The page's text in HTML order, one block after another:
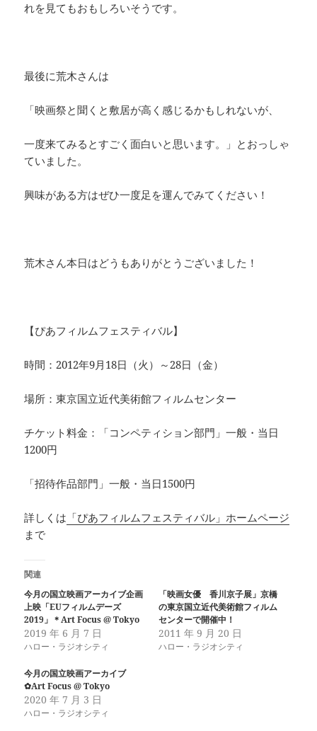
れを見てもおもしろいそうです。
最後に荒木さんは
「映画祭と聞くと敷居が高く感じるかもしれないが、
一度来てみるとすごく面白いと思います。」とおっしゃ
ていました。
興味がある方はぜひ一度足を運んでみてください！
荒木さん本日はどうもありがとうございました！
【ぴあフィルムフェスティバル】
時間：2012年9月18日（火）～28日（金）
場所：東京国立近代美術館フィルムセンター
チケット料金：「コンペティション部門」一般・当日
1200円
「招待作品部門」一般・当日1500円
詳しくは 「ぴあフィルムフェスティバル」ホームページ
まで
関連
今月の国立映画アーカイブ企画
上映「EUフィルムデーズ
2019」＊Art Focus @ Tokyo
2019 年 6 月 7 日
ハロー・ラジオシティ
「映画女優 香川京子展」京橋
の東京国立近代美術館フィルム
センターで開催中！
2011 年 9 月 20 日
ハロー・ラジオシティ
今月の国立映画アーカイブ
✿Art Focus @ Tokyo
2020 年 7 月 3 日
ハロー・ラジオシティ